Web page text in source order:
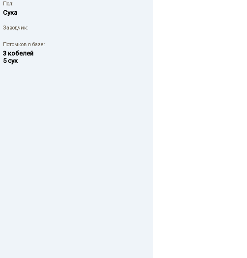
Пол:
Сука
Заводчик:
Потомков в базе:
3 кобелей
5 сук